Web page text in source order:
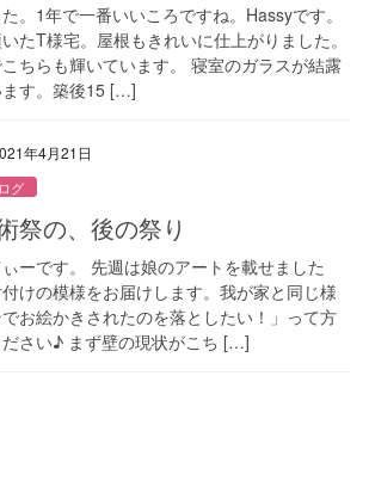
。1年で一番いいころですね。Hassyです。
たT様宅。屋根もきれいに仕上がりました。
ちらも輝いています。 寝室のガラスが結露
ます。築後15 […]
年4月21日
グ
祭の、後の祭り
ーです。 先週は娘のアートを載せました
けの模様をお届けします。我が家と同じ様
お絵かきされたのを落としたい！」って方
さい♪ まず壁の現状がこち […]